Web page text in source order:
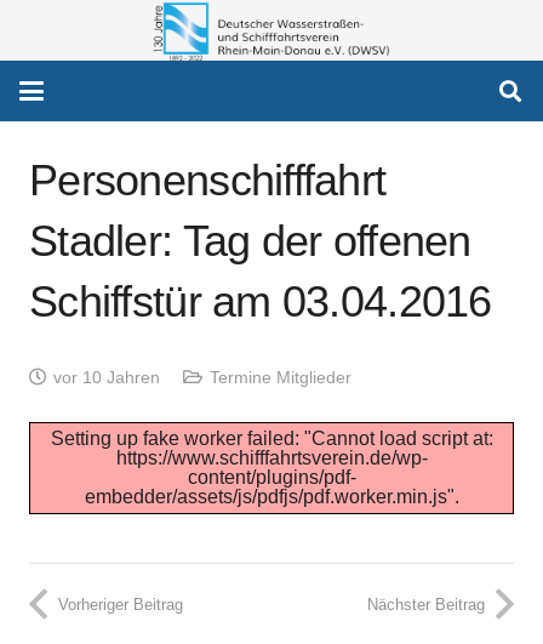
Personenschifffahrt
Stadler: Tag der offenen
Schiffstür am 03.04.2016
vor 10 Jahren Termine Mitglieder
Setting up fake worker failed: "Cannot load script at:
https://www.schifffahrtsverein.de/wp-
content/plugins/pdf-
embedder/assets/js/pdfjs/pdf.worker.min.js".
Vorheriger Beitrag Nächster Beitrag